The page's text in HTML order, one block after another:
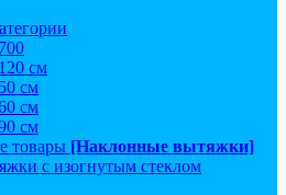
см
см
см
см
товары [Наклонные вытяжки]
с изогнутым стеклом